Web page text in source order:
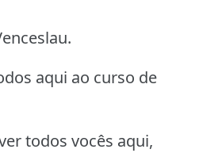
aqui ao curso de
todos vocês aqui,